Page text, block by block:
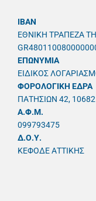
IBAN
ΕΘΝΙΚΗ ΤΡΑΠΕΖΑ
ΕΠΩΝΥΜΙΑ
ΕΙΔΙΚΟΣ
ΦΟΡΟΛΟΓΙΚΗ ΕΔΡΑ
ΠΑΤΗΣΙΩΝ 42,
A.Φ.Μ.
099793475
Δ.Ο.Υ.
ΚΕΦΟΔΕ ΑΤΤΙΚΗΣ